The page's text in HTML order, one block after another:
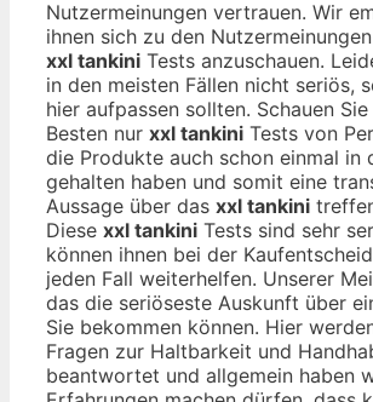
Nutzermeinungen vertrauen. Wir
ihnen sich zu den
xxl tankini Tests anzuschauen.
in den meisten Fällen nicht seriös,
hier aufpassen sollten. Schauen
Besten nur xxl tankini Tests von
die Produkte auch schon einmal in
gehalten haben und somit eine
Aussage über das xxl tankini
Diese xxl tankini Tests sind sehr
können ihnen bei der
jeden Fall weiterhelfen. Unserer
das die seriöseste Auskunft über
Sie bekommen können. Hier
Fragen zur Haltbarkeit und
beantwortet und allgemein haben